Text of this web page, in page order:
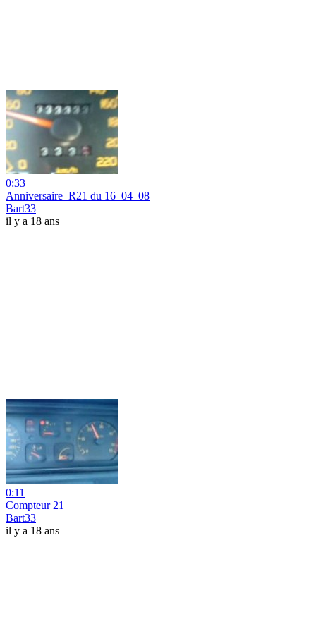
0:33
Anniversaire_R21 du 16_04_08
Bart33
il y a 18 ans
0:11
Compteur 21
Bart33
il y a 18 ans